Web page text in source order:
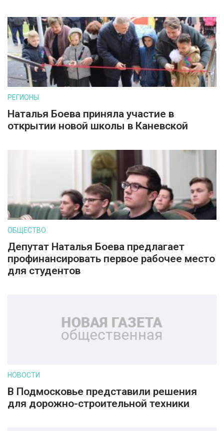
РЕГИОНЫ
Наталья Боева приняла участие в
открытии новой школы в Каневской
ОБЩЕСТВО
Депутат Наталья Боева предлагает
профинансировать первое рабочее место
для студентов
НОВОСТИ
В Подмосковье представили решения
для дорожно-строительной техники